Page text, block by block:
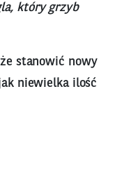
który grzyb
stanowić nowy
niewielka ilość